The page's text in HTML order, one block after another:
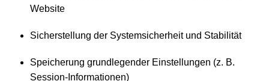
Website
Sicherstellung der Systemsicherheit und Stabilität
Speicherung grundlegender Einstellungen (z. B.
Session-Informationen)